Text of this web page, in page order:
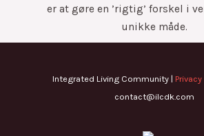
er at gøre en ’rigtig’ forskel i
unikke måde.
Integrated Living Community |
contact@ilcdk.com